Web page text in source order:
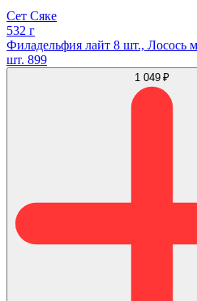
Сет Сяке
532 г
Филадельфия лайт 8 шт., Лосось
шт. 899
1 049 ₽